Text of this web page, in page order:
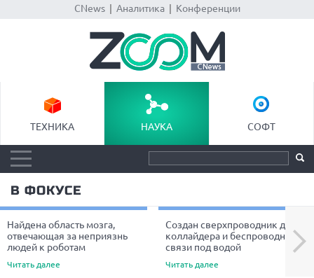
CNews| Аналитика| Конференции
ТЕХНИКА НАУКА СОФТ
В ФОКУСЕ
Найдена область мозга,
отвечающая за неприязнь
людей к роботам
Читать далее
Создан сверхпроводник для
коллайдера и беспроводной
связи под водой
Читать далее
Next